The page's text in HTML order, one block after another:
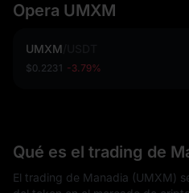
Opera UMXM
UMXM
$0.2231 -3.79%
Qué es el trading de
El trading de Manadia (UMXM)